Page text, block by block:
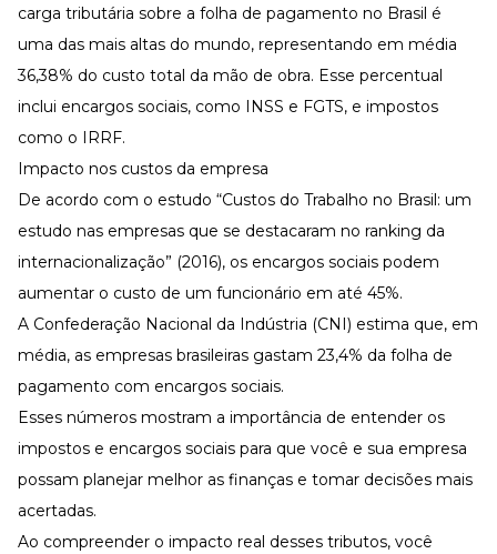
carga tributária sobre a folha de pagamento no Brasil é
uma das mais altas do mundo, representando em média
36,38% do custo total da mão de obra. Esse percentual
inclui encargos sociais, como INSS e FGTS, e impostos
como o IRRF.
Impacto nos custos da empresa
De acordo com o estudo “Custos do Trabalho no Brasil: um
estudo nas empresas que se destacaram no ranking da
internacionalização” (2016), os encargos sociais podem
aumentar o custo de um funcionário em até 45%.
A Confederação Nacional da Indústria (CNI) estima que, em
média, as empresas brasileiras gastam 23,4% da folha de
pagamento com encargos sociais.
Esses números mostram a importância de entender os
impostos e encargos sociais para que você e sua empresa
possam planejar melhor as finanças e tomar decisões mais
acertadas.
Ao compreender o impacto real desses tributos, você